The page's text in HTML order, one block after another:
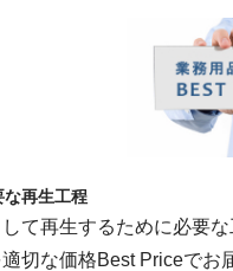
な再生工程
て再生するために必要な
切な価格Best Priceでお